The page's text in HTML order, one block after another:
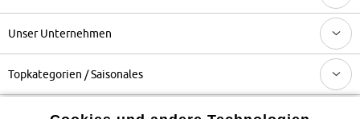
Unser Unternehmen
Topkategorien / Saisonales